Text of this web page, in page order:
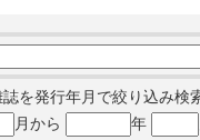
を発行年月で絞り込み検
月から 年